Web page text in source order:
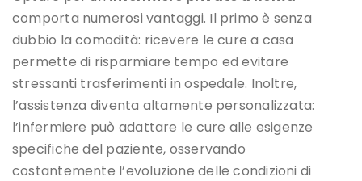
comporta numerosi vantaggi. Il primo è senza
dubbio la comodità: ricevere le cure a casa
permette di risparmiare tempo ed evitare
stressanti trasferimenti in ospedale. Inoltre,
l’assistenza diventa altamente personalizzata:
l’infermiere può adattare le cure alle esigenze
specifiche del paziente, osservando
costantemente l’evoluzione delle condizioni di